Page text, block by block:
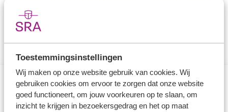
Toestemmingsinstellingen
Wij maken op onze website gebruik van cookies. Wij
gebruiken cookies om ervoor te zorgen dat onze website
goed functioneert, om jouw voorkeuren op te slaan, om
inzicht te krijgen in bezoekersgedrag en het op maat
Direct naar